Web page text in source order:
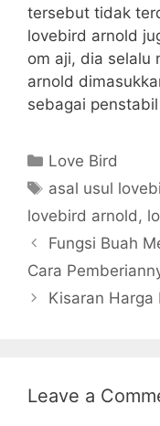
tersebut tidak
lovebird arnold
om aji, dia selalu
arnold
sebagai
Categories
Love Bird
Tags
asal usul
lovebird arnold ,
Fungsi Buah
Cara
Kisaran Harga
Leave a